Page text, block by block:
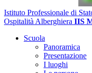
Istituto Professionale di
Ospitalità Alberghiera IIS
Scuola
Panoramica
Presentazione
I luoghi